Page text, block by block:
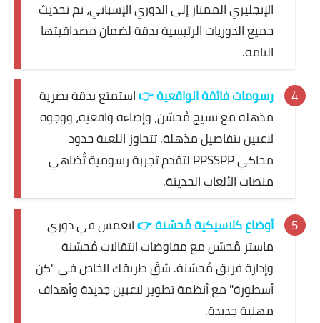
الإنجليزي الممتاز إلى الدوري الإسباني، تم تحديث
جميع الدوريات الرئيسية بدقة لضمان مصداقيتها
التامة.
رسومات فائقة الواقعية👉استمتع بدقة بصرية
مذهلة مع نسيج مُحسّن، وإضاءة واقعية، ووجوه
لاعبين بتفاصيل مذهلة. تتجاوز اللعبة حدود
محاكي PPSSPP لتقدم تجربة رسومية تُضاهي
منصات الألعاب الحديثة.
أوضاع كلاسيكية مُحسّنة👉انغمس في دوري
ماستر مُحسّن مع مفاوضات انتقالات مُحسّنة
وإدارة فريق مُحسّنة. شقّ طريقك الخاص في "كن
أسطورة" مع أنظمة تطوير لاعبين جديدة وأهداف
مهنية جديدة.